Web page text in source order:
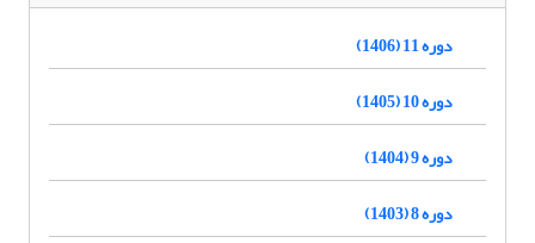
دوره 11 (1406)
دوره 10 (1405)
دوره 9 (1404)
دوره 8 (1403)